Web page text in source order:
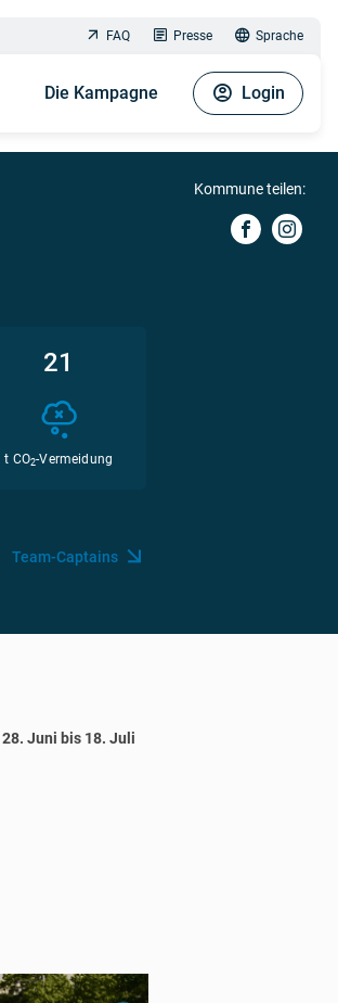
FAQ Presse Sprache
Die Kampagne Login
21
t CO2-Vermeidung
Team-Captains
Kommune teilen:
28. Juni bis 18. Juli